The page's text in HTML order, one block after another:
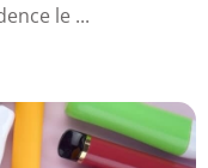
le ...